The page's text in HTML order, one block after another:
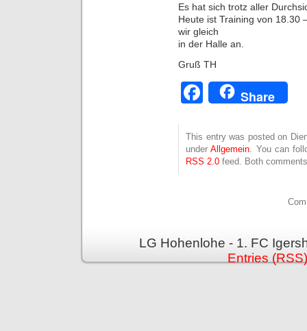
Es hat sich trotz aller
Heute ist Training von 18.30
wir gleich
in der Halle an.
Gruß TH
Facebook
Share
This entry was posted on
underAllgemein. You can
RSS 2.0 feed. Both
LG Hohenlohe - 1. FC
Entries (RSS)